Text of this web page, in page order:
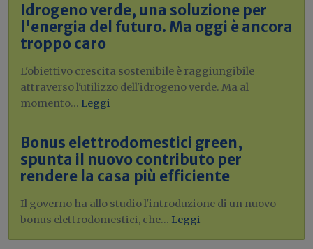
Idrogeno verde, una soluzione per
l'energia del futuro. Ma oggi è ancora
troppo caro
L'obiettivo crescita sostenibile è raggiungibile
attraverso l'utilizzo dell'idrogeno verde. Ma al
momento... Leggi
Bonus elettrodomestici green,
spunta il nuovo contributo per
rendere la casa più efficiente
Il governo ha allo studio l'introduzione di un nuovo
bonus elettrodomestici, che... Leggi